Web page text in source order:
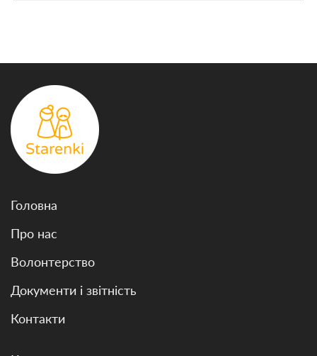
Головна
Про нас
Волонтерство
Документи і звітність
Контакти